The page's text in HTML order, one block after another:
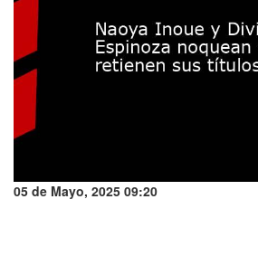
05 de Mayo, 2025 09:20